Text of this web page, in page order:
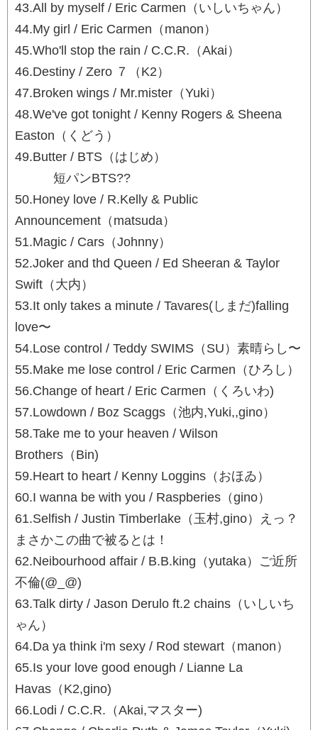
43.All by myself / Eric Carmen（いしいちゃん）
44.My girl / Eric Carmen（manon）
45.Who'll stop the rain / C.C.R.（Akai）
46.Destiny / Zero ７（K2）
47.Broken wings / Mr.mister（Yuki）
48.We've got tonight / Kenny Rogers & Sheena
Easton（くどう）
49.Butter / BTS（はじめ）
短パンBTS??
50.Honey love / R.Kelly & Public
Announcement（matsuda）
51.Magic / Cars（Johnny）
52.Joker and thd Queen / Ed Sheeran & Taylor
Swift（大内）
53.It only takes a minute / Tavares(しまだ)falling
love〜
54.Lose control / Teddy SWIMS（SU）素晴らし〜
55.Make me lose control / Eric Carmen（ひろし）
56.Change of heart / Eric Carmen（くろいわ)
57.Lowdown / Boz Scaggs（池内,Yuki,,gino）
58.Take me to your heaven / Wilson
Brothers（Bin)
59.Heart to heart / Kenny Loggins（おほゐ）
60.I wanna be with you / Raspberies（gino）
61.Selfish / Justin Timberlake（玉村,gino）えっ？
まさかこの曲で被るとは！
62.Neibourhood affair / B.B.king（yutaka）ご近所
不倫(@_@)
63.Talk dirty / Jason Derulo ft.2 chains（いしいち
ゃん）
64.Da ya think i'm sexy / Rod stewart（manon）
65.Is your love good enough / Lianne La
Havas（K2,gino)
66.Lodi / C.C.R.（Akai,マスター)